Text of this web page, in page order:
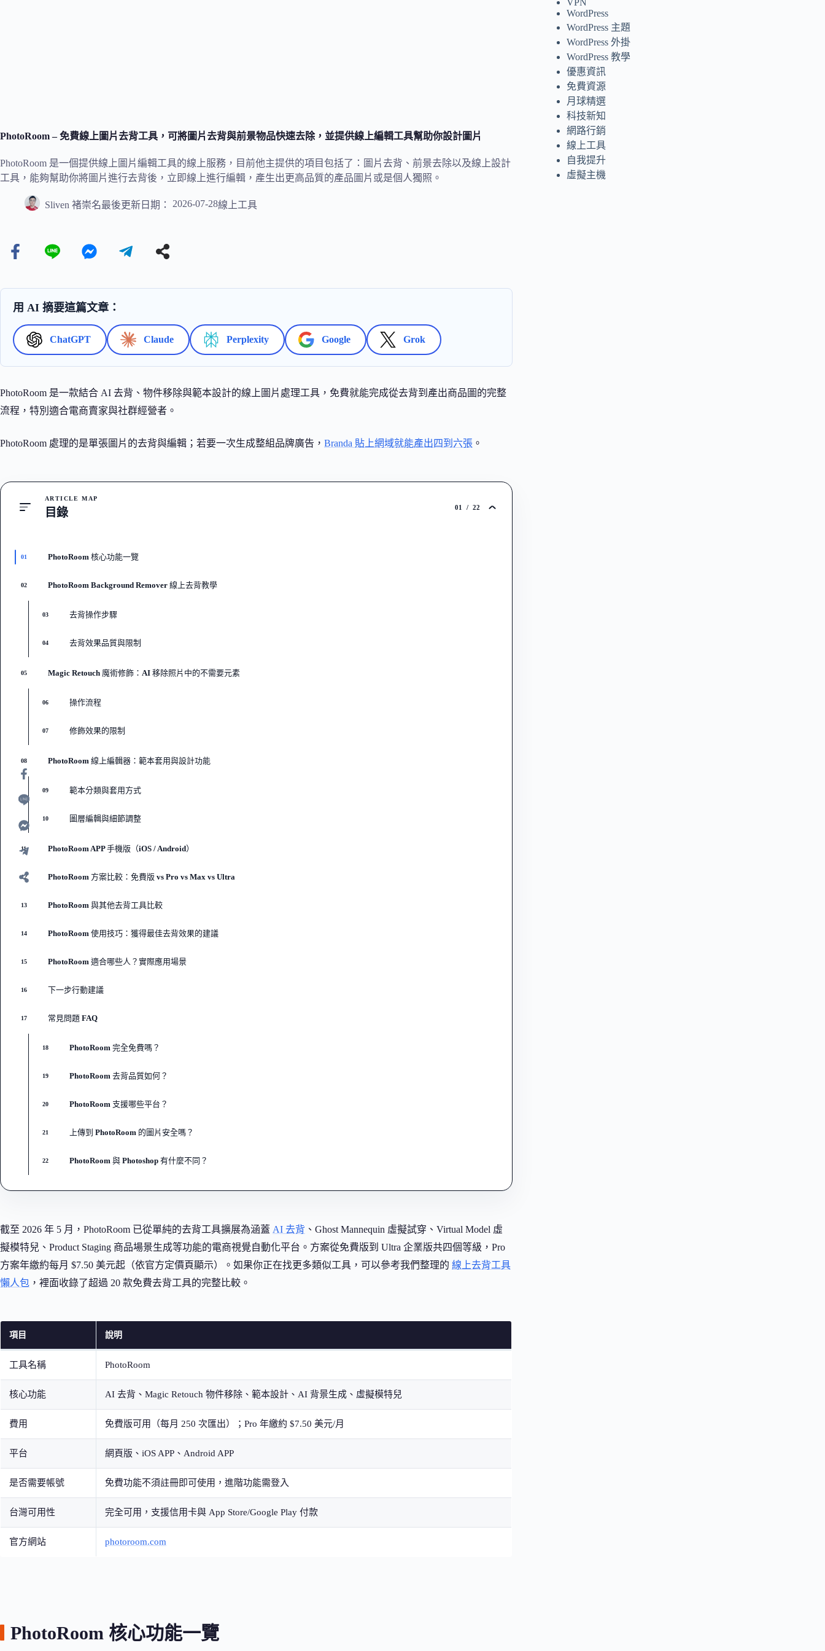
PhotoRoom – 免費線上圖片去背工具，可將圖片去背與前景物品快速去除，並提供線上編輯工具幫助你設計圖片
PhotoRoom 是一個提供線上圖片編輯工具的線上服務，目前他主提供的項目包括了：圖片去背、前景去除以及線上設計
工具，能夠幫助你將圖片進行去背後，立即線上進行編輯，產生出更高品質的產品圖片或是個人獨照。
Sliven 褚崇名最後更新日期： 2026-07-28線上工具
用 AI 摘要這篇文章：
ChatGPT Claude Perplexity Google Grok
PhotoRoom 是一款結合 AI 去背、物件移除與範本設計的線上圖片處理工具，免費就能完成從去背到產出商品圖的完整
流程，特別適合電商賣家與社群經營者。
PhotoRoom 處理的是單張圖片的去背與編輯；若要一次生成整組品牌廣告， Branda 貼上網域就能產出四到六張 。
ARTICLE MAP
目錄 01 / 22
01 PhotoRoom 核心功能一覽
02 PhotoRoom Background Remover 線上去背教學
03 去背操作步驟
04 去背效果品質與限制
05 Magic Retouch 魔術修飾：AI 移除照片中的不需要元素
06 操作流程
07 修飾效果的限制
08 PhotoRoom 線上編輯器：範本套用與設計功能
09 範本分類與套用方式
10 圖層編輯與細節調整
11 PhotoRoom APP 手機版（iOS / Android）
12 PhotoRoom 方案比較：免費版 vs Pro vs Max vs Ultra
13 PhotoRoom 與其他去背工具比較
14 PhotoRoom 使用技巧：獲得最佳去背效果的建議
15 PhotoRoom 適合哪些人？實際應用場景
16 下一步行動建議
17 常見問題 FAQ
18 PhotoRoom 完全免費嗎？
19 PhotoRoom 去背品質如何？
20 PhotoRoom 支援哪些平台？
21 上傳到 PhotoRoom 的圖片安全嗎？
22 PhotoRoom 與 Photoshop 有什麼不同？
截至 2026 年 5 月，PhotoRoom 已從單純的去背工具擴展為涵蓋 AI 去背 、Ghost Mannequin 虛擬試穿、Virtual Model 虛
擬模特兒、Product Staging 商品場景生成等功能的電商視覺自動化平台。方案從免費版到 Ultra 企業版共四個等級，Pro
方案年繳約每月 $7.50 美元起（依官方定價頁顯示）。如果你正在找更多類似工具，可以參考我們整理的 線上去背工具
懶人包 ，裡面收錄了超過 20 款免費去背工具的完整比較。
項目 說明
工具名稱 PhotoRoom
核心功能 AI 去背、Magic Retouch 物件移除、範本設計、AI 背景生成、虛擬模特兒
費用 免費版可用（每月 250 次匯出）；Pro 年繳約 $7.50 美元/月
平台 網頁版、iOS APP、Android APP
是否需要帳號 免費功能不須註冊即可使用，進階功能需登入
台灣可用性 完全可用，支援信用卡與 App Store/Google Play 付款
官方網站 photoroom.com
PhotoRoom 核心功能一覽
WordPress
WordPress 主題
WordPress 外掛
WordPress 教學
優惠資訊
免費資源
月球精選
科技新知
網路行銷
線上工具
自我提升
虛擬主機